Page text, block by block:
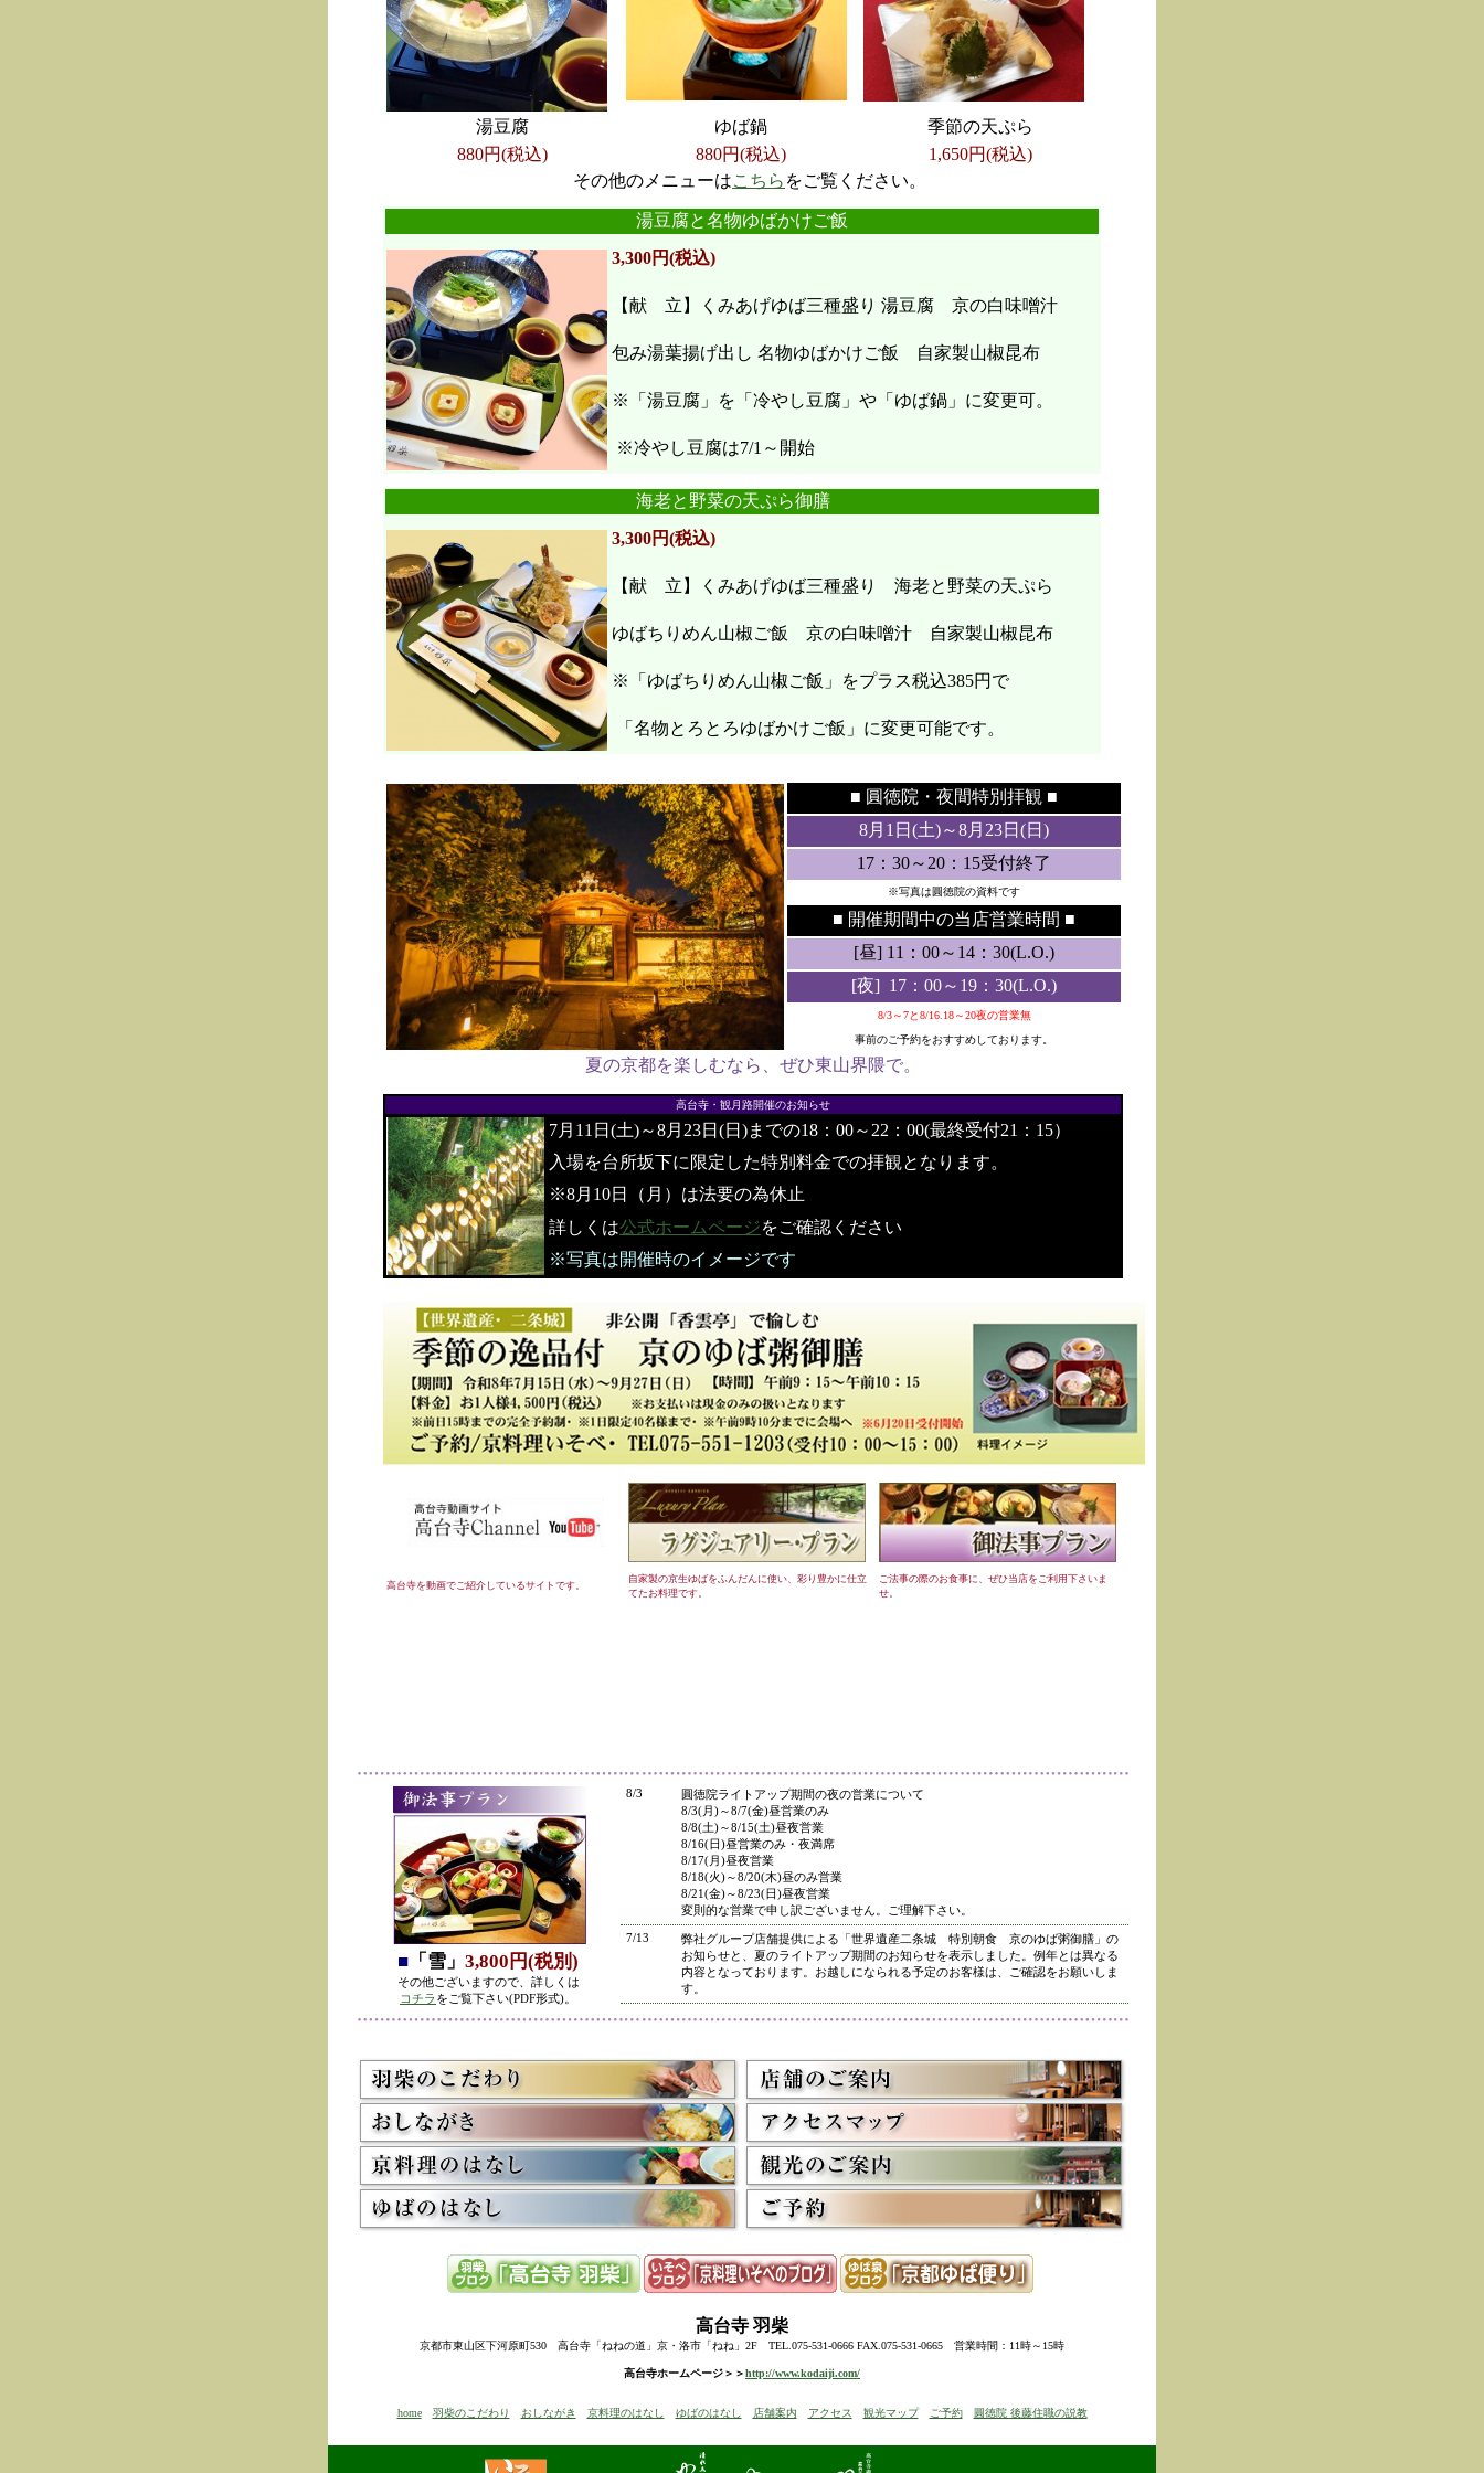
湯豆腐 ゆば鍋
季節の天ぷら
880円(税込)
880円(税込) 1,650円(税込)
その他のメニューはこちら をご覧ください。
湯豆腐と名物ゆばかけご飯
3,300円(税込)
【献 立】くみあげゆば三種盛り 湯豆腐 京の白味噌汁
包み湯葉揚げ出し 名物ゆばかけご飯 自家製山椒昆布
※「湯豆腐」を「冷やし豆腐」や「ゆば鍋」に変更可。
※冷やし豆腐は7/1～開始
海老と野菜の天ぷら御膳
3,300円(税込)
【献 立】くみあげゆば三種盛り 海老と野菜の天ぷら
ゆばちりめん山椒ご飯 京の白味噌汁 自家製山椒昆布
※「ゆばちりめん山椒ご飯」をプラス税込385円で
「名物とろとろゆばかけご飯」に変更可能です。
■ 圓徳院・ 夜間特別拝観 ■
8月1日(土)～8月23日(日)
17：30～20：15受付終了
※写真は圓徳院の資料です
■ 開催期間中の当店営業時間 ■
[昼] 11：00～14：30(L.O.)
[夜] 17：00～19：30(L.O.)
8/3～7と8/16.18～20夜の営業無
事前のご予約をおすすめしております。
夏の京都を楽しむなら、ぜひ東山界隈で。
高台寺・観月路開催のお知らせ
7月11日(土)～8月23日(日)までの18：00～22：00(最終受付21：15）
入場を台所坂下に限定した特別料金での拝観となります。
※8月10日（月）は法要の為休止
詳しくは公式ホームページをご確認ください
※写真は開催時のイメージです
高台寺を動画でご紹介しているサイトです。
自家製の京生ゆばをふんだんに使い、彩り豊かに仕立
てたお料理です。
ご法事の際のお食事に、ぜひ当店をご利用下さいま
せ。
■ 「雪」 3,800円(税別)
その他ございますので、詳しくは
コチラ をご覧下さい(PDF形式)。
8/3
圓徳院ライトアップ期間の夜の営業について
8/3(月)～8/7(金)昼営業のみ
8/8(土)～8/15(土)昼夜営業
8/16(日)昼営業のみ・夜満席
8/17(月)昼夜営業
8/18(火)～8/20(木)昼のみ営業
8/21(金)～8/23(日)昼夜営業
変則的な営業で申し訳ございません。ご理解下さい。
7/13
弊社グループ店舗提供による「世界遺産二条城 特別朝食 京のゆば粥御膳」の
お知らせと、夏のライトアップ期間のお知らせを表示しました。例年とは異なる
内容となっております。お越しになられる予定のお客様は、ご確認をお願いしま
す。
5/8
高台寺・圓徳院 春のライトアップ終了に伴い、表示を削除しました。
3/2
京料理いそべ担当・世界遺産二条城での特別昼食、高台寺冬の夜の茶会「夜咄」
終了に伴い削除させていただきました。多くのお客様にご利用いただきありがと
うございました。
高台寺・圓徳院・春の夜間ライトアップのお知らせを表示しました。
お越しの際のお食事に、ぜひ当店をご利用下さい。
12/15
高台寺・秋の夜間特別拝観終了に伴い、表示を削除させていただきました。
たくさんのお客様にお越しいただき、ありがとうございました。
来年1月からの催しを2件表示させていただきました。
ぜひご予約下さい。
12/13(土)は寺院行事の為、休業とさせていただきます。
10/20
高台寺・圓徳院・秋の夜間特別拝観のお知らせを表示しました。
前日までにご予約ください。
当日はお並びいただいた順に席へご案内いたします。
8/18 高台寺・秋の夜の観月茶会と秋の夜間特別拝観のお知らせを表示しました
らせを追加しました。
5/26 昨今の原材料費・燃料費・人件費等の高騰によりやむを得ず、価格改定をさせて
いただきます
高台寺 羽柴
京都市東山区下河原町530 高台寺「ねねの道」京・洛市「ねね」2F TEL.075-531-0666 FAX.075-531-0665 営業時間：11時～15時
高台寺ホームページ＞＞http://www.kodaiji.com/
home 羽柴のこだわり おしながき 京料理のはなし ゆばのはなし 店舗案内 アクセス 観光マップ ご予約 圓徳院 後藤住職の説教